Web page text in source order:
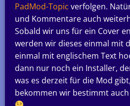
PadMod-Topic verfolgen.
und Kommentare auch
Sobald wir uns für ein Cover
werden wir dieses einmal mit
einmal mit englischem Text
dann nur noch ein Installer,
was es derzeit für die Mod
bekommen wir bestimmt